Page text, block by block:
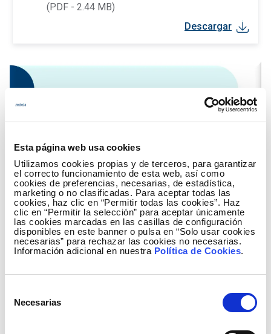
Esta página web usa cookies
Utilizamos cookies propias y de terceros, para garantizar
el correcto funcionamiento de esta web, así como
cookies de preferencias, necesarias, de estadística,
marketing o no clasificadas. Para aceptar todas las
cookies, haz clic en “Permitir todas las cookies”. Haz
clic en “Permitir la selección” para aceptar únicamente
las cookies marcadas en las casillas de configuración
disponibles en este banner o pulsa en “Solo usar cookies
necesarias” para rechazar las cookies no necesarias.
Información adicional en nuestra Política de Cookies.
Necesarias
(PDF - 2.44 MB)
Descargar